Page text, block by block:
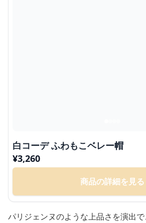
白コーデ ふわもこベレー帽
¥3,260
商品の詳細を見る
パリジェンヌのような上品さを演出